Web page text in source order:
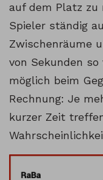
auf dem Platz zu
Spieler ständig
Zwischenräume
von Sekunden
möglich beim
Rechnung: Je
kurzer Zeit